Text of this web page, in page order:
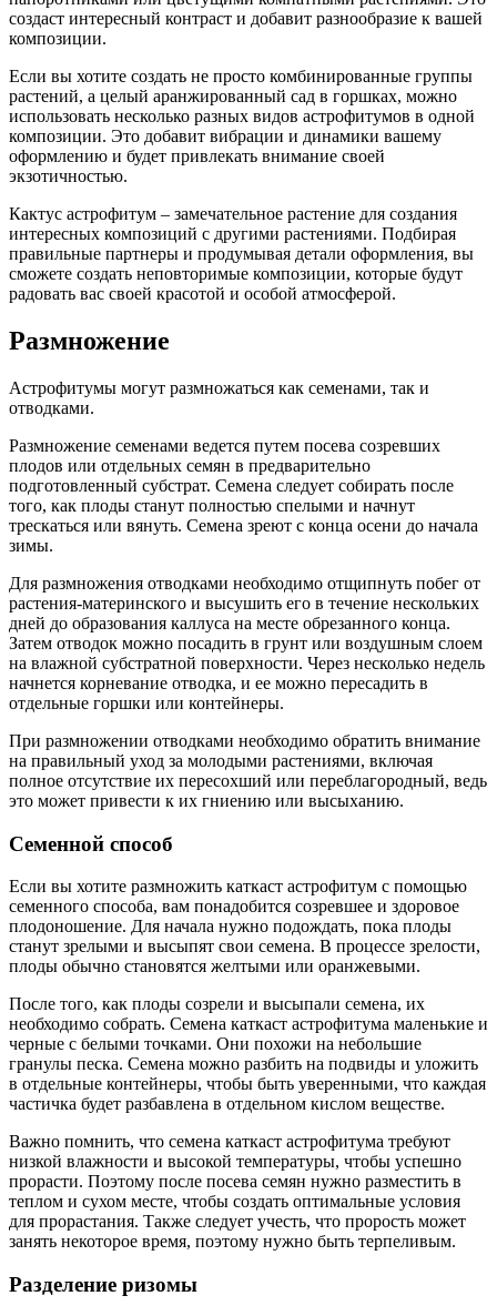
создаст интересный контраст и добавит разнообразие к вашей
композиции.
Если вы хотите создать не просто комбинированные группы
растений, а целый аранжированный сад в горшках, можно
использовать несколько разных видов астрофитумов в одной
композиции. Это добавит вибрации и динамики вашему
оформлению и будет привлекать внимание своей
экзотичностью.
Кактус астрофитум – замечательное растение для создания
интересных композиций с другими растениями. Подбирая
правильные партнеры и продумывая детали оформления, вы
сможете создать неповторимые композиции, которые будут
радовать вас своей красотой и особой атмосферой.
Размножение
Астрофитумы могут размножаться как семенами, так и
отводками.
Размножение семенами ведется путем посева созревших
плодов или отдельных семян в предварительно
подготовленный субстрат. Семена следует собирать после
того, как плоды станут полностью спелыми и начнут
трескаться или вянуть. Семена зреют с конца осени до начала
зимы.
Для размножения отводками необходимо отщипнуть побег от
растения-материнского и высушить его в течение нескольких
дней до образования каллуса на месте обрезанного конца.
Затем отводок можно посадить в грунт или воздушным слоем
на влажной субстратной поверхности. Через несколько недель
начнется корневание отводка, и ее можно пересадить в
отдельные горшки или контейнеры.
При размножении отводками необходимо обратить внимание
на правильный уход за молодыми растениями, включая
полное отсутствие их пересохший или переблагородный, ведь
это может привести к их гниению или высыханию.
Семенной способ
Если вы хотите размножить каткаст астрофитум с помощью
семенного способа, вам понадобится созревшее и здоровое
плодоношение. Для начала нужно подождать, пока плоды
станут зрелыми и высыпят свои семена. В процессе зрелости,
плоды обычно становятся желтыми или оранжевыми.
После того, как плоды созрели и высыпали семена, их
необходимо собрать. Семена каткаст астрофитума маленькие и
черные с белыми точками. Они похожи на небольшие
гранулы песка. Семена можно разбить на подвиды и уложить
в отдельные контейнеры, чтобы быть уверенными, что каждая
частичка будет разбавлена в отдельном кислом веществе.
Важно помнить, что семена каткаст астрофитума требуют
низкой влажности и высокой температуры, чтобы успешно
прорасти. Поэтому после посева семян нужно разместить в
теплом и сухом месте, чтобы создать оптимальные условия
для прорастания. Также следует учесть, что прорость может
занять некоторое время, поэтому нужно быть терпеливым.
Разделение ризомы